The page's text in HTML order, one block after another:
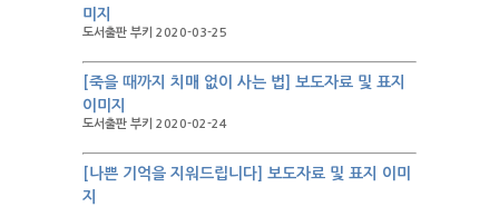
미지
도서출판 부키 2020-03-25
[죽을 때까지 치매 없이 사는 법] 보도자료 및 표지
이미지
도서출판 부키 2020-02-24
[나쁜 기억을 지워드립니다] 보도자료 및 표지 이미
지